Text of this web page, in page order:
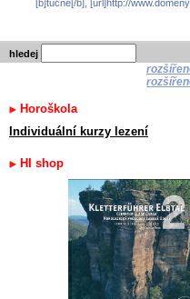
[b]tučné[/b], [url]http://
hledej
Horoškola
Individuální kurzy lezení
HI shop